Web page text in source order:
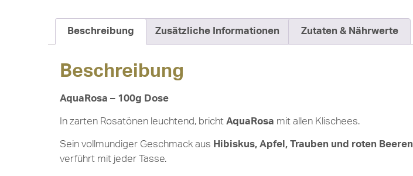
Beschreibung Zusätzliche Informationen Zutaten & Nährwerte
Beschreibung
AquaRosa – 100g Dose
In zarten Rosatönen leuchtend, bricht AquaRosa mit allen Klischees.
Sein vollmundiger Geschmack aus Hibiskus, Apfel, Trauben und roten Beeren
verführt mit jeder Tasse.